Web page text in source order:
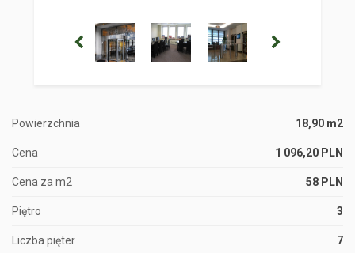
Powierzchnia 18,90 m2
Cena 1 096,20 PLN
Cena za m2 58 PLN
Piętro 3
Liczba pięter 7